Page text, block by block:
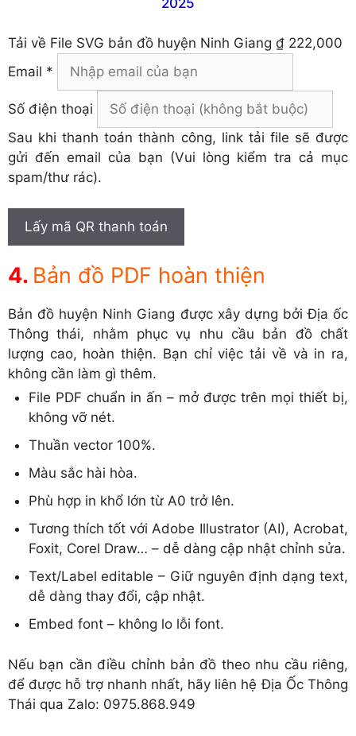
Tải về File SVG bản đồ huyện Ninh Giang ₫ 222,000
Email *
Số điện thoại
Sau khi thanh toán thành công, link tải file sẽ được
gửi đến email của bạn (Vui lòng kiểm tra cả mục
spam/thư rác).
Lấy mã QR thanh toán
Bản đồ PDF hoàn thiện
Bản đồ huyện Ninh Giang được xây dựng bởi Địa ốc
Thông thái, nhằm phục vụ nhu cầu bản đồ chất
lượng cao, hoàn thiện. Bạn chỉ việc tải về và in ra,
không cần làm gì thêm.
File PDF chuẩn in ấn – mở được trên mọi thiết bị,
không vỡ nét.
Thuần vector 100%.
Màu sắc hài hòa.
Phù hợp in khổ lớn từ A0 trở lên.
Tương thích tốt với Adobe Illustrator (AI), Acrobat,
Foxit, Corel Draw… – dễ dàng cập nhật chỉnh sửa.
Text/Label editable – Giữ nguyên định dạng text,
dễ dàng thay đổi, cập nhật.
Embed font – không lo lỗi font.
Nếu bạn cần điều chỉnh bản đồ theo nhu cầu riêng,
để được hỗ trợ nhanh nhất, hãy liên hệ Địa Ốc Thông
Thái qua Zalo: 0975.868.949